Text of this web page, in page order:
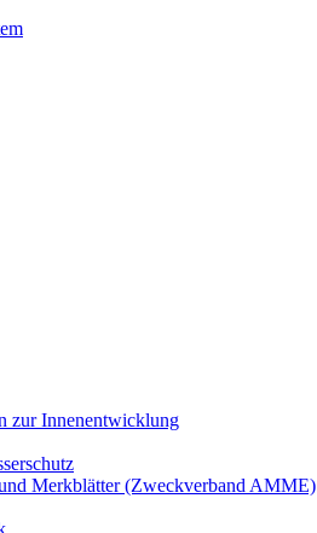
zur Innenentwicklung
Merkblätter (Zweckverband AMME)